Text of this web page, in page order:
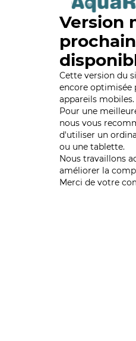
Version
Cette version du
encore optimisée
appareils mobiles.
Pour une
nous vous
d'utiliser un
ou une tablette.
Nous travaillons
améliorer la
Merci de votre